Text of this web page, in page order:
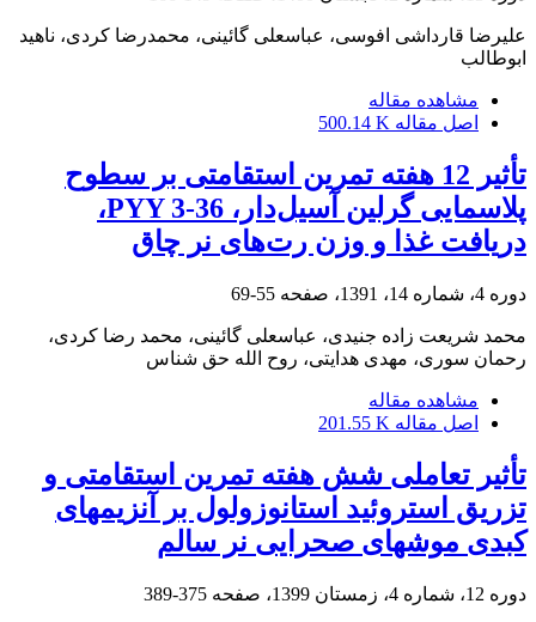
علیرضا قارداشی افوسی، عباسعلی گائینی، محمدرضا کردی، ناهید
ابوطالب
مشاهده مقاله
اصل مقاله 500.14 K
تأثیر 12 هفته تمرین استقامتی بر سطوح
پلاسمایی گرلین آسیل‌دار، PYY 3-36،
دریافت غذا و وزن رت‌های نر چاق
دوره 4، شماره 14، 1391، صفحه 55-69
محمد شریعت زاده جنیدی، عباسعلی گائینی، محمد رضا کردی،
رحمان سوری، مهدی هدایتی، روح الله حق شناس
مشاهده مقاله
اصل مقاله 201.55 K
تأثیر تعاملی شش هفته تمرین استقامتی و
تزریق استروئید استانوزولول بر آنزیمهای
کبدی موشهای صحرایی نر سالم
دوره 12، شماره 4، زمستان 1399، صفحه 375-389